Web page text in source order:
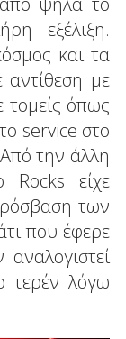
εξέλιξη.
και τα
αντίθεση με
όπως
service στο
την άλλη
είχε
των
που έφερε
τερέν λόγω